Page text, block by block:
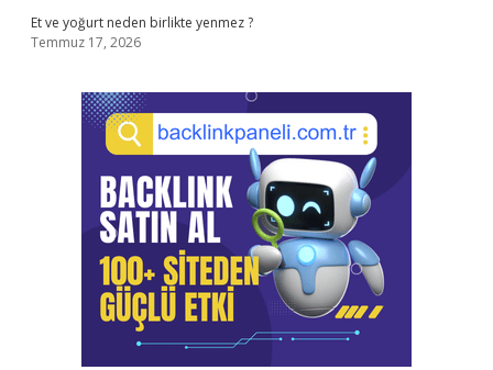
Et ve yoğurt neden birlikte yenmez ?
Temmuz 17, 2026